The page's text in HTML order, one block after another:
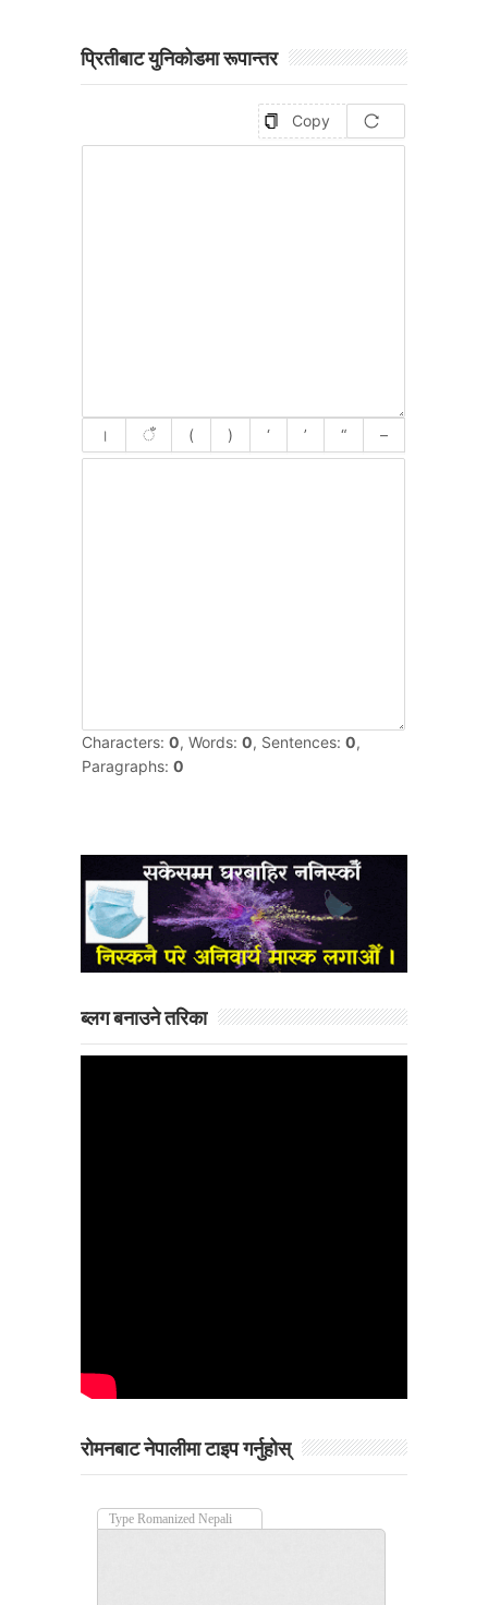
प्रितीबाट युनिकोडमा रूपान्तर
ब्लग बनाउने तरिका
रोमनबाट नेपालीमा टाइप गर्नुहोस्